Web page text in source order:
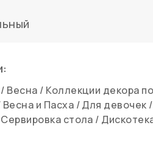
/ Весна / Коллекции декора
Весна и Пасха /Для девочек
Сервировка стола /